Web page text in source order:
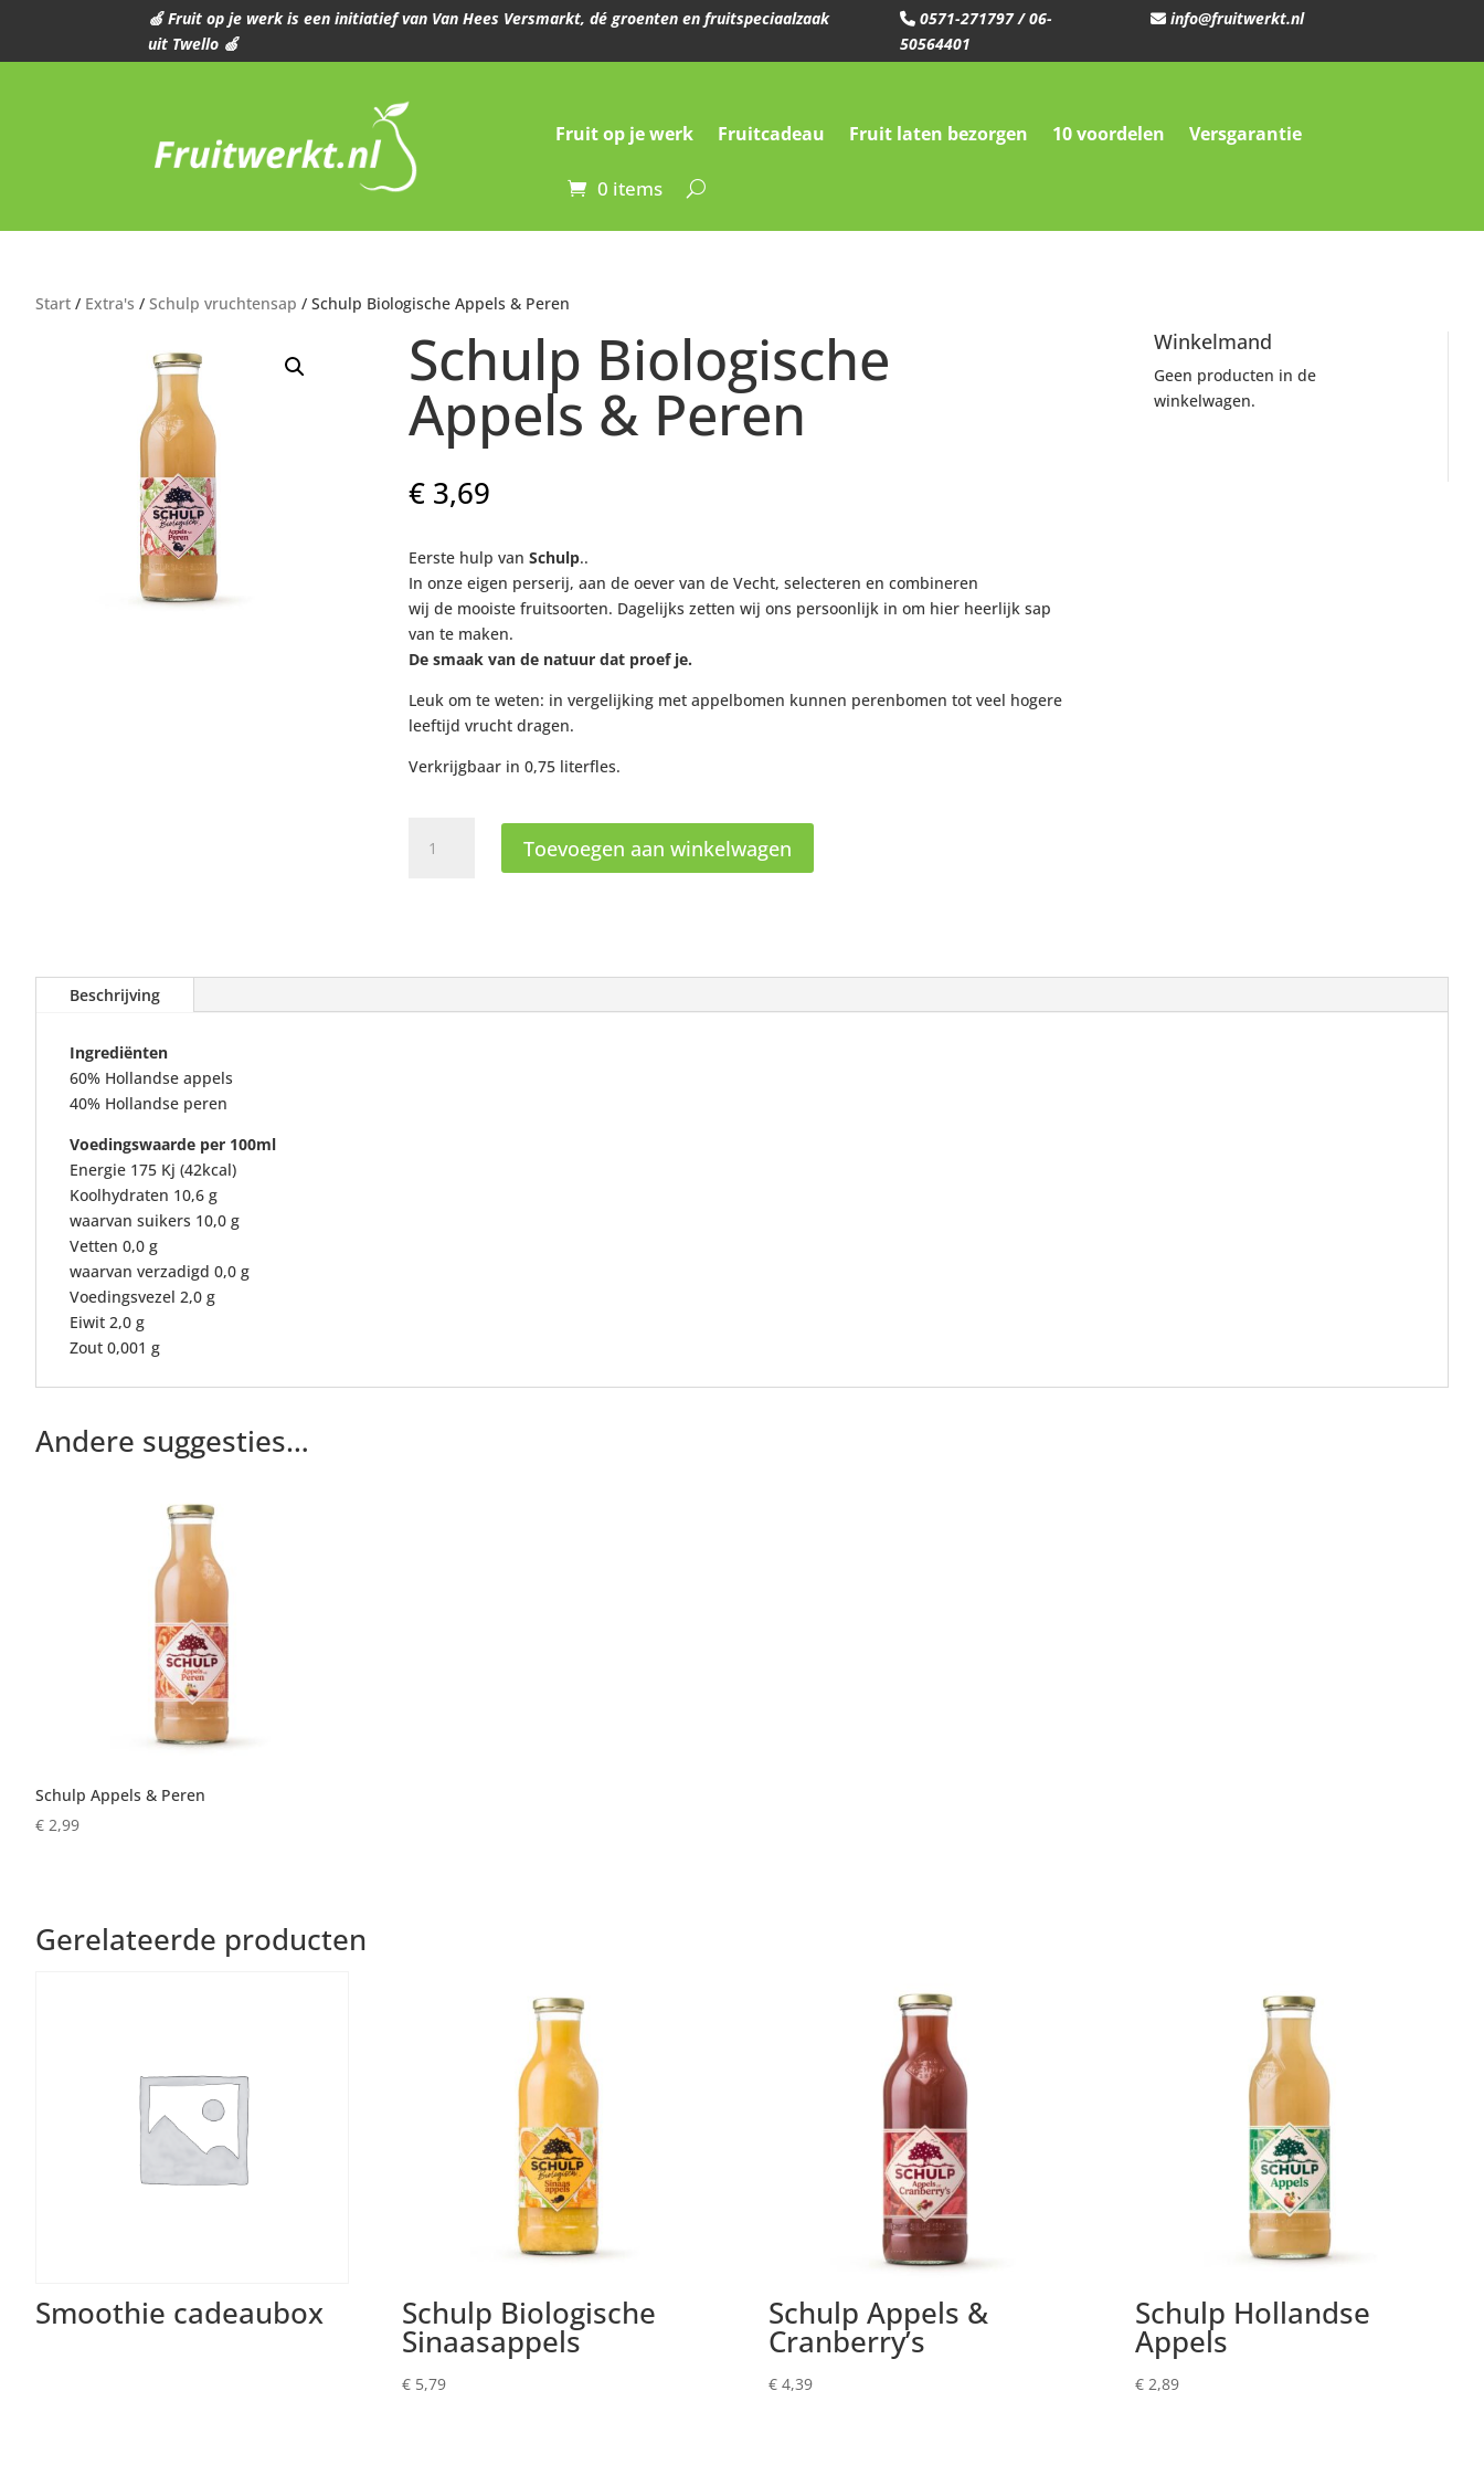
🍏 Fruit op je werk is een initiatief van Van Hees Versmarkt, dé groenten en fruitspeciaalzaak
uit Twello 🍏
0571-271797/06-
50564401
info@fruitwerkt.nl
Fruit op je werk Fruitcadeau Fruit laten bezorgen 10 voordelen Versgarantie
0 items
Start / Extra's / Schulp vruchtensap / Schulp Biologische Appels & Peren
Schulp Biologische
Appels & Peren
€3,69
Eerste hulp van Schulp..
In onze eigen perserij, aan de oever van de Vecht, selecteren en combineren
wij de mooiste fruitsoorten. Dagelijks zetten wij ons persoonlijk in om hier heerlijk sap
van te maken.
De smaak van de natuur dat proef je.
Leuk om te weten: in vergelijking met appelbomen kunnen perenbomen tot veel hogere
leeftijd vrucht dragen.
Verkrijgbaar in 0,75 literfles.
Biologische
Toevoegen aan winkelwagen
Winkelmand
Geen producten in de
winkelwagen.
Beschrijving
Ingrediënten
60% Hollandse appels
40% Hollandse peren
Voedingswaarde per 100ml
Energie 175 Kj (42kcal)
Koolhydraten 10,6 g
waarvan suikers 10,0 g
Vetten 0,0 g
waarvan verzadigd 0,0 g
Voedingsvezel 2,0 g
Eiwit 2,0 g
Zout 0,001 g
Andere suggesties…
Schulp Appels & Peren
€ 2,99
Gerelateerde producten
Smoothie cadeaubox Schulp Biologische
Sinaasappels
€ 5,79
Schulp Appels &
Cranberry’s
€ 4,39
Schulp Hollandse
Appels
€ 2,89